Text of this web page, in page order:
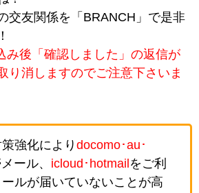
交友関係を「BRANCH」で是非
後「確認しました」の返信が
り消しますのでご注意下さいま
強化により docomo･au･
ール、 icloud･hotmail をご利
ルが届いていないことが高